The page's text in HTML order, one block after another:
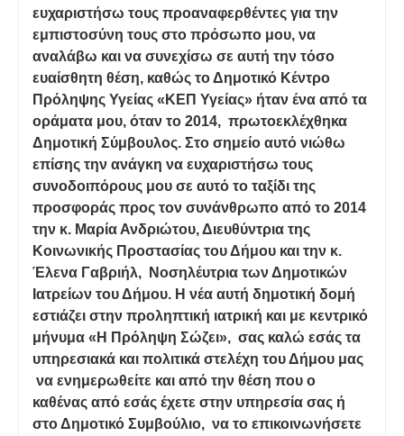
ευχαριστήσω τους προαναφερθέντες για την
εμπιστοσύνη τους στο πρόσωπο μου, να
αναλάβω και να συνεχίσω σε αυτή την τόσο
ευαίσθητη θέση, καθώς το Δημοτικό Κέντρο
Πρόληψης Υγείας «ΚΕΠ Υγείας» ήταν ένα από τα
οράματα μου, όταν το 2014, πρωτοεκλέχθηκα
Δημοτική Σύμβουλος. Στο σημείο αυτό νιώθω
επίσης την ανάγκη να ευχαριστήσω τους
συνοδοιπόρους μου σε αυτό το ταξίδι της
προσφοράς προς τον συνάνθρωπο από το 2014
την κ. Μαρία Ανδριώτου, Διευθύντρια της
Κοινωνικής Προστασίας του Δήμου και την κ.
Έλενα Γαβριήλ, Νοσηλέυτρια των Δημοτικών
Ιατρείων του Δήμου. Η νέα αυτή δημοτική δομή
εστιάζει στην προληπτική ιατρική και με κεντρικό
μήνυμα «Η Πρόληψη Σώζει», σας καλώ εσάς τα
υπηρεσιακά και πολιτικά στελέχη του Δήμου μας
να ενημερωθείτε και από την θέση που ο
καθένας από εσάς έχετε στην υπηρεσία σας ή
στο Δημοτικό Συμβούλιο, να το επικοινωνήσετε